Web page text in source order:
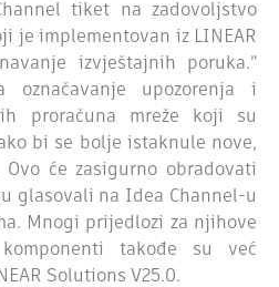
tiket na zadovoljstvo
je implementovan iz LINEAR
izvještajnih poruka.”
označavanje upozorenja i
proračuna mreže koji su
bi se bolje istaknule nove,
će zasigurno obradovati
glasovali na Idea Channel-u
Mnogi prijedlozi za njihove
takođe su već
Solutions V25.0.